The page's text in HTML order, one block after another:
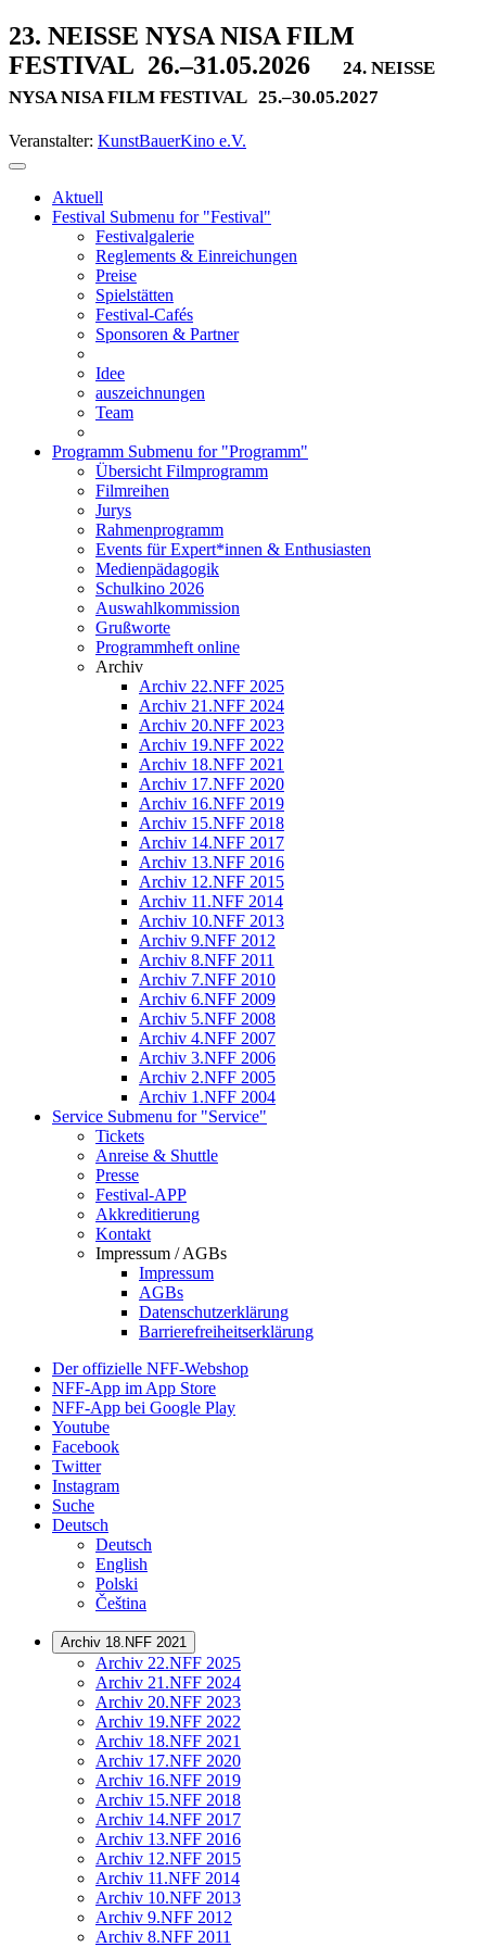
23. NEISSE NYSA NISA FILM
FESTIVAL 26.–31.05.2026
24. NEISSE
NYSA NISA FILM FESTIVAL 25.–30.05.2027
Veranstalter: KunstBauerKino e.V.
Aktuell
Festival Submenu for "Festival"
Festivalgalerie
Reglements & Einreichungen
Preise
Spielstätten
Festival-Cafés
Sponsoren & Partner
Idee
auszeichnungen
Team
Programm Submenu for "Programm"
Übersicht Filmprogramm
Filmreihen
Jurys
Rahmenprogramm
Events für Expert*innen & Enthusiasten
Medienpädagogik
Schulkino 2026
Auswahlkommission
Grußworte
Programmheft online
Archiv
Archiv 22.NFF 2025
Archiv 21.NFF 2024
Archiv 20.NFF 2023
Archiv 19.NFF 2022
Archiv 18.NFF 2021
Archiv 17.NFF 2020
Archiv 16.NFF 2019
Archiv 15.NFF 2018
Archiv 14.NFF 2017
Archiv 13.NFF 2016
Archiv 12.NFF 2015
Archiv 11.NFF 2014
Archiv 10.NFF 2013
Archiv 9.NFF 2012
Archiv 8.NFF 2011
Archiv 7.NFF 2010
Archiv 6.NFF 2009
Archiv 5.NFF 2008
Archiv 4.NFF 2007
Archiv 3.NFF 2006
Archiv 2.NFF 2005
Archiv 1.NFF 2004
Service Submenu for "Service"
Tickets
Anreise & Shuttle
Presse
Festival-APP
Akkreditierung
Kontakt
Impressum / AGBs
Impressum
AGBs
Datenschutzerklärung
Barrierefreiheitserklärung
Der offizielle NFF-Webshop
NFF-App im App Store
NFF-App bei Google Play
Youtube
Facebook
Twitter
Instagram
Suche
Deutsch
Deutsch
English
Polski
Čeština
Archiv 18.NFF 2021
Archiv 22.NFF 2025
Archiv 21.NFF 2024
Archiv 20.NFF 2023
Archiv 19.NFF 2022
Archiv 18.NFF 2021
Archiv 17.NFF 2020
Archiv 16.NFF 2019
Archiv 15.NFF 2018
Archiv 14.NFF 2017
Archiv 13.NFF 2016
Archiv 12.NFF 2015
Archiv 11.NFF 2014
Archiv 10.NFF 2013
Archiv 9.NFF 2012
Archiv 8.NFF 2011